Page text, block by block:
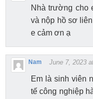
Nhà trường cho
và nộp hồ sơ
e cảm ơn ạ
Nam June 7, 2023
Em là sinh viên
tế công nghiệp